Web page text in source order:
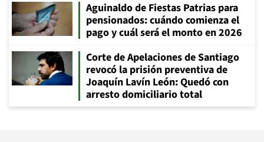
Aguinaldo de Fiestas Patrias para
pensionados: cuándo comienza el
pago y cuál será el monto en 2026
Corte de Apelaciones de Santiago
revocó la prisión preventiva de
Joaquín Lavín León: Quedó con
arresto domiciliario total